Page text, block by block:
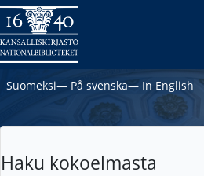
Suomeksi― På svenska― In English
Haku kokoelmasta